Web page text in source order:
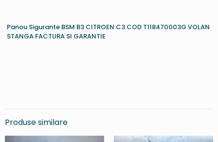
Panou Sigurante BSM B3 CITROEN C3 COD T118470003G VOLAN
STANGA FACTURA SI GARANTIE
Produse similare